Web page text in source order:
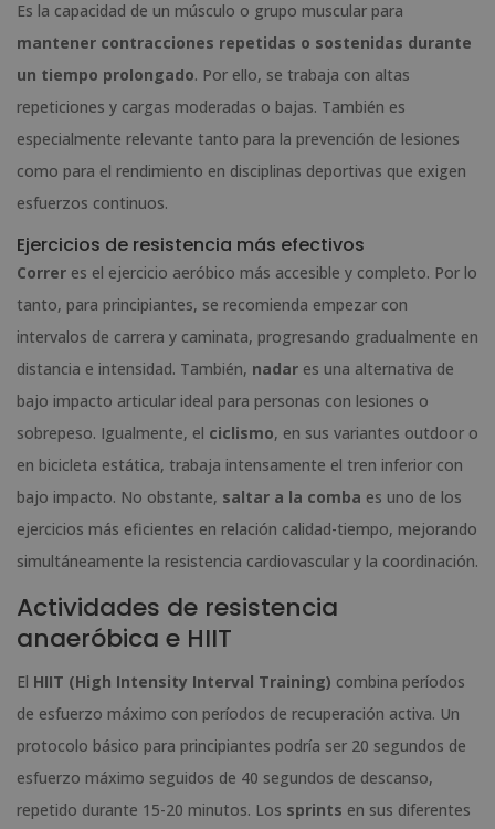
Es la capacidad de un músculo o grupo muscular para
mantener contracciones repetidas o sostenidas durante
un tiempo prolongado. Por ello, se trabaja con altas
repeticiones y cargas moderadas o bajas. También es
especialmente relevante tanto para la prevención de lesiones
como para el rendimiento en disciplinas deportivas que exigen
esfuerzos continuos.
Ejercicios de resistencia más efectivos
Correr es el ejercicio aeróbico más accesible y completo. Por lo
tanto, para principiantes, se recomienda empezar con
intervalos de carrera y caminata, progresando gradualmente en
distancia e intensidad. También, nadar es una alternativa de
bajo impacto articular ideal para personas con lesiones o
sobrepeso. Igualmente, el ciclismo, en sus variantes outdoor o
en bicicleta estática, trabaja intensamente el tren inferior con
bajo impacto. No obstante, saltar a la comba es uno de los
ejercicios más eficientes en relación calidad-tiempo, mejorando
simultáneamente la resistencia cardiovascular y la coordinación.
Actividades de resistencia
anaeróbica e HIIT
El HIIT (High Intensity Interval Training) combina períodos
de esfuerzo máximo con períodos de recuperación activa. Un
protocolo básico para principiantes podría ser 20 segundos de
esfuerzo máximo seguidos de 40 segundos de descanso,
repetido durante 15-20 minutos. Los sprints en sus diferentes